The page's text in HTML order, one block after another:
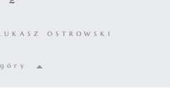
OSTROWSKI